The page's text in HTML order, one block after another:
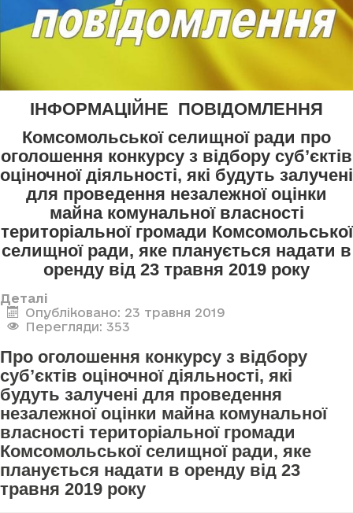
ІНФОРМАЦІЙНЕ ПОВІДОМЛЕННЯ
Комсомольської селищної ради про
оголошення конкурсу з відбору суб’єктів
оціночної діяльності, які будуть залучені
для проведення незалежної оцінки
майна комунальної власності
територіальної громади Комсомольської
селищної ради, яке планується надати в
оренду від 23 травня 2019 року
Деталі
Опубліковано: 23 травня 2019
Перегляди: 353
Про оголошення конкурсу з відбору
суб’єктів оціночної діяльності, які
будуть залучені для проведення
незалежної оцінки майна комунальної
власності територіальної громади
Комсомольської селищної ради, яке
планується надати в оренду від 23
травня 2019 року